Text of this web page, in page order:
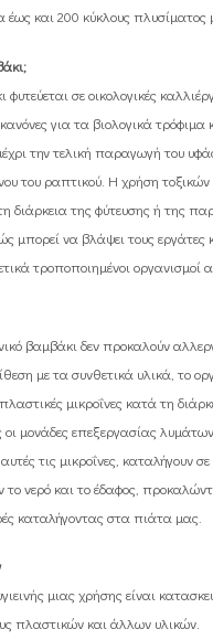
έως και 200 κύκλους
σε οικολογικές
για τα βιολογικά τρόφιμα
την τελική παραγωγή του
του ραπτικού. Η χρήση
διάρκεια της φύτευσης ή της
μπορεί να βλάψει τους εργάτες
τροποποιημένοι οργανισμοί
βαμβάκι δεν προκαλούν
με τα συνθετικά υλικά, το
μικροΐνες κατά τη
μονάδες επεξεργασίας
τις μικροΐνες, καταλήγουν
το νερό και το έδαφος,
καταλήγοντας στα πιάτα μας.
μιας χρήσης είναι
πλαστικών και άλλων υλικών.